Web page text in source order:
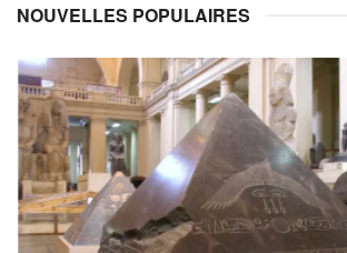
NOUVELLES POPULAIRES